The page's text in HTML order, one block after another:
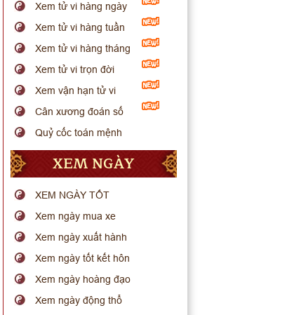
Xem tử vi hàng ngày
Xem tử vi hàng tuần
Xem tử vi hàng tháng
Xem tử vi trọn đời
Xem vận hạn tử vi
Cân xương đoán số
Quỷ cốc toán mệnh
XEM NGÀY
XEM NGÀY TỐT
Xem ngày mua xe
Xem ngày xuất hành
Xem ngày tốt kết hôn
Xem ngày hoàng đạo
Xem ngày động thổ